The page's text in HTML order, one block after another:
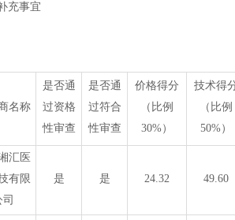
充事宜
名称
是否通
过资格
性审查
是否通
过符合
性审查
价格得分
（比例
30%）
技术得
（比例
50%）
汇医
有限
是 是 24.32 49.60